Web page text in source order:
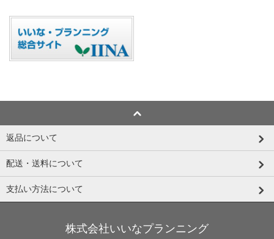
返品について
配送・送料について
支払い方法について
株式会社いいなプランニング